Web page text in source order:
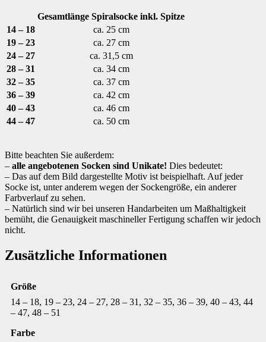
Gesamtlänge Spiralsocke inkl. Spitze
14 – 18
ca. 25 cm
19 – 23
ca. 27 cm
24 – 27
ca. 31,5 cm
28 – 31
ca. 34 cm
32 – 35
ca. 37 cm
36 – 39
ca. 42 cm
40 – 43
ca. 46 cm
44 – 47
ca. 50 cm
Bitte beachten Sie außerdem:
– alle angebotenen Socken sind Unikate! Dies bedeutet:
– Das auf dem Bild dargestellte Motiv ist beispielhaft. Auf jeder
Socke ist, unter anderem wegen der Sockengröße, ein anderer
Farbverlauf zu sehen.
– Natürlich sind wir bei unseren Handarbeiten um Maßhaltigkeit
bemüht, die Genauigkeit maschineller Fertigung schaffen wir jedoch
nicht.
Zusätzliche Informationen
Größe
14 – 18, 19 – 23, 24 – 27, 28 – 31, 32 – 35, 36 – 39, 40 – 43, 44
– 47, 48 – 51
Farbe